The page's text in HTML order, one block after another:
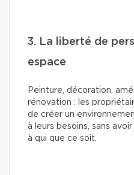
3. La liberté de
espace
Peinture, décoration,
rénovation : les
de créer un
à leurs besoins, sans
à qui que ce soit.